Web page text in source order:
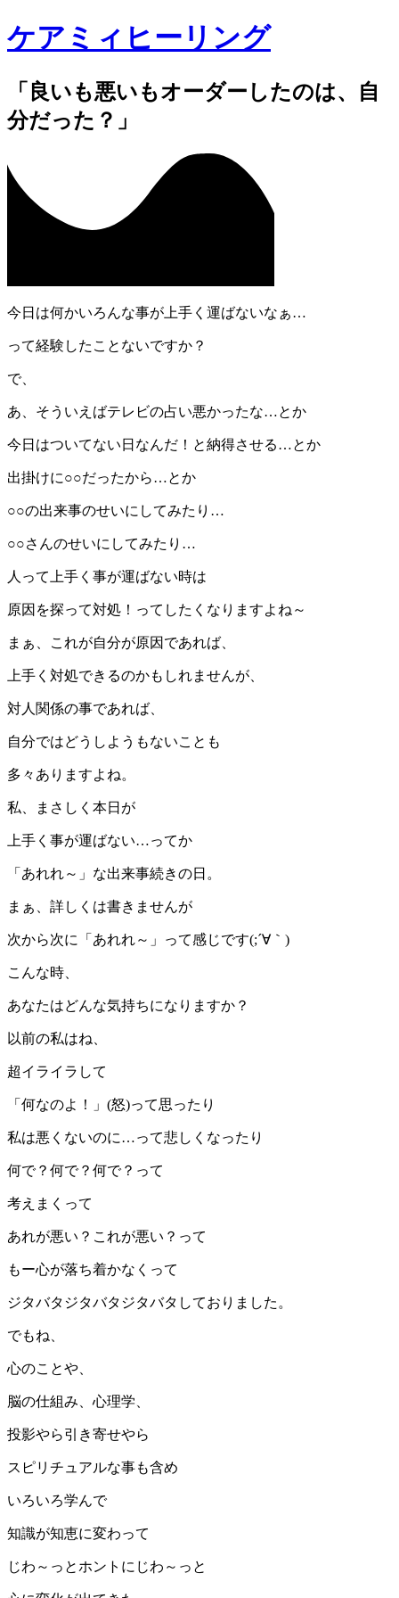
ケアミィヒーリング
「良いも悪いもオーダーしたのは、自
分だった？」
今日は何かいろんな事が上手く運ばないなぁ…
って経験したことないですか？
で、
あ、そういえばテレビの占い悪かったな…とか
今日はついてない日なんだ！と納得させる…とか
出掛けに○○だったから…とか
○○の出来事のせいにしてみたり…
○○さんのせいにしてみたり…
人って上手く事が運ばない時は
原因を探って対処！ってしたくなりますよね～
まぁ、これが自分が原因であれば、
上手く対処できるのかもしれませんが、
対人関係の事であれば、
自分ではどうしようもないことも
多々ありますよね。
私、まさしく本日が
上手く事が運ばない…ってか
「あれれ～」な出来事続きの日。
まぁ、詳しくは書きませんが
次から次に「あれれ～」って感じです(;´∀｀)
こんな時、
あなたはどんな気持ちになりますか？
以前の私はね、
超イライラして
「何なのよ！」(怒)って思ったり
私は悪くないのに…って悲しくなったり
何で？何で？何で？って
考えまくって
あれが悪い？これが悪い？って
もー心が落ち着かなくって
ジタバタジタバタジタバタしておりました。
でもね、
心のことや、
脳の仕組み、心理学、
投影やら引き寄せやら
スピリチュアルな事も含め
いろいろ学んで
知識が知恵に変わって
じわ～っとホントにじわ～っと